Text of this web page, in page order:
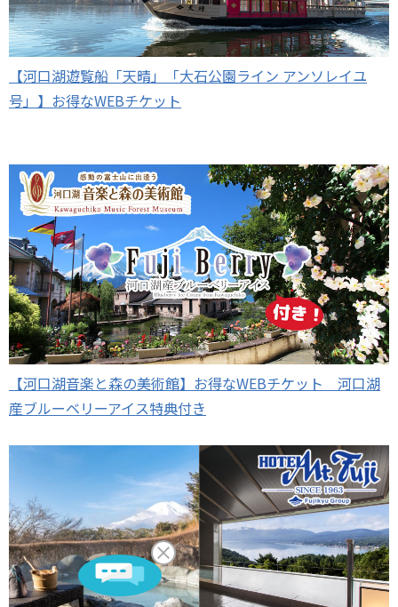
【河口湖遊覧船「天晴」「大石公園ライン アンソレイユ
号」】お得なWEBチケット
【河口湖音楽と森の美術館】お得なWEBチケット 河口湖
産ブルーベリーアイス特典付き